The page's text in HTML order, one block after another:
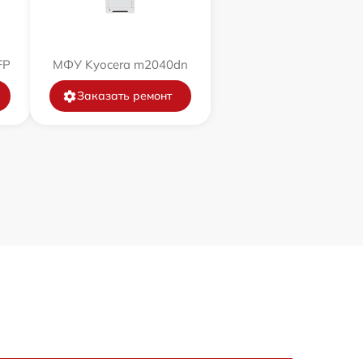
МФУ Kyocera m2040dn
Заказать ремонт